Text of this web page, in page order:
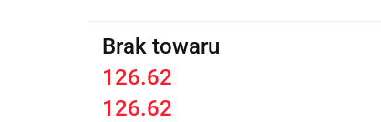
Brak towaru
126.62
126.62